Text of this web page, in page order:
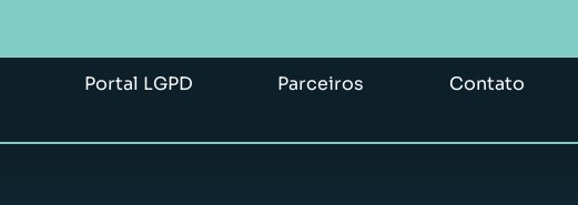
Portal LGPD Parceiros
Contato